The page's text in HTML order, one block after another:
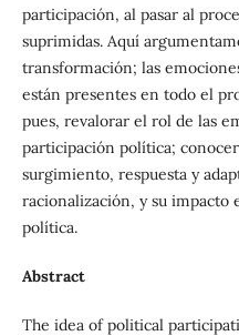
participación, al pasar al
suprimidas. Aquí
transformación; las
están presentes en todo el
pues, revalorar el rol de las
participación política;
surgimiento, respuesta y
racionalización, y su impacto
política.
Abstract
The idea of political